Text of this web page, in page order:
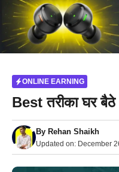
ONLINE EARNING
Best तरीका घर
By Rehan Shaikh
Updated on: December